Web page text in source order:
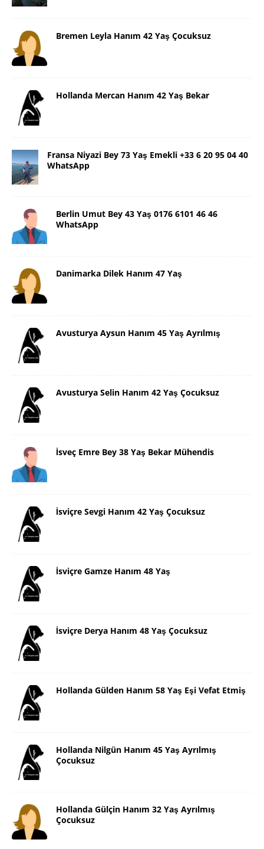
Bremen Leyla Hanım 42 Yaş Çocuksuz
Hollanda Mercan Hanım 42 Yaş Bekar
Fransa Niyazi Bey 73 Yaş Emekli +33 6 20 95 04 40
WhatsApp
Berlin Umut Bey 43 Yaş 0176 6101 46 46
WhatsApp
Danimarka Dilek Hanım 47 Yaş
Avusturya Aysun Hanım 45 Yaş Ayrılmış
Avusturya Selin Hanım 42 Yaş Çocuksuz
İsveç Emre Bey 38 Yaş Bekar Mühendis
İsviçre Sevgi Hanım 42 Yaş Çocuksuz
İsviçre Gamze Hanım 48 Yaş
İsviçre Derya Hanım 48 Yaş Çocuksuz
Hollanda Gülden Hanım 58 Yaş Eşi Vefat Etmiş
Hollanda Nilgün Hanım 45 Yaş Ayrılmış
Çocuksuz
Hollanda Gülçin Hanım 32 Yaş Ayrılmış
Çocuksuz